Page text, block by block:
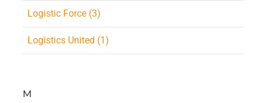
Logistic Force (3)
Logistics United (1)
M